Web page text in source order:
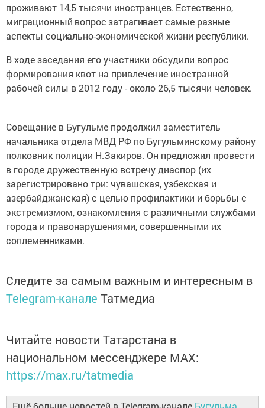
проживают 14,5 тысячи иностранцев. Естественно,
миграционный вопрос затрагивает самые разные
аспекты социально-экономической жизни республики.
В ходе заседания его участники обсудили вопрос
формирования квот на привлечение иностранной
рабочей силы в 2012 году - около 26,5 тысячи человек.
Совещание в Бугульме продолжил заместитель
начальника отдела МВД РФ по Бугульминскому району
полковник полиции Н.Закиров. Он предложил провести
в городе дружественную встречу диаспор (их
зарегистрировано три: чувашская, узбекская и
азербайджанская) с целью профилактики и борьбы с
экстремизмом, ознакомления с различными службами
города и правонарушениями, совершенными их
соплеменниками.
Следите за самым важным и интересным в
Telegram-канале Татмедиа
Читайте новости Татарстана в
национальном мессенджере MАХ:
https://max.ru/tatmedia